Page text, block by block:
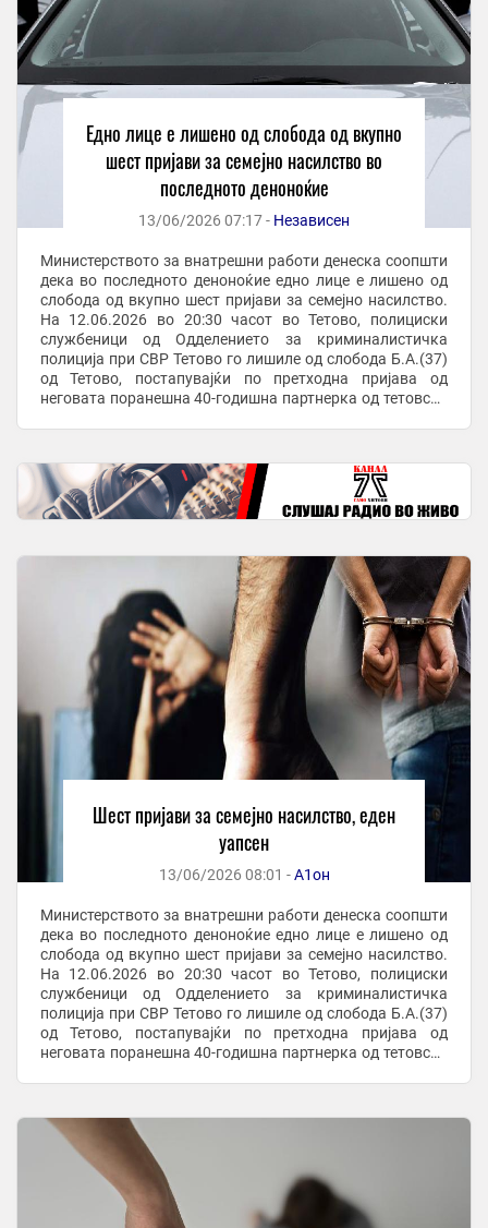
Едно лице е лишено од слобода од вкупно
шест пријави за семејно насилство во
последното деноноќие
13/06/2026 07:17 - Независен
Министерството за внатрешни работи денеска соопшти
дека во последното деноноќие едно лице е лишено од
слобода од вкупно шест пријави за семејно насилство.
На 12.06.2026 во 20:30 часот во Тетово, полициски
службеници од Одделението за криминалистичка
полиција при СВР Тетово го лишиле од слобода Б.А.(37)
од Тетово, постапувајќи по претходна пријава од
неговата поранешна 40-годишна партнерка од тетовско
Шест пријави за семејно насилство, еден
уапсен
13/06/2026 08:01 -А1он
Министерството за внатрешни работи денеска соопшти
дека во последното деноноќие едно лице е лишено од
слобода од вкупно шест пријави за семејно насилство.
На 12.06.2026 во 20:30 часот во Тетово, полициски
службеници од Одделението за криминалистичка
полиција при СВР Тетово го лишиле од слобода Б.А.(37)
од Тетово, постапувајќи по претходна пријава од
неговата поранешна 40-годишна партнерка од тетовско